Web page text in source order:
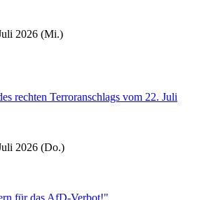
2026 (Mi.)
rechten Terroranschlags vom 22. Juli
2026 (Do.)